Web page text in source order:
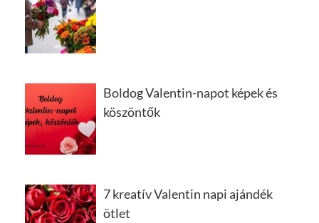
Boldog Valentin-napot képek és
köszöntők
7 kreatív Valentin napi ajándék
ötlet